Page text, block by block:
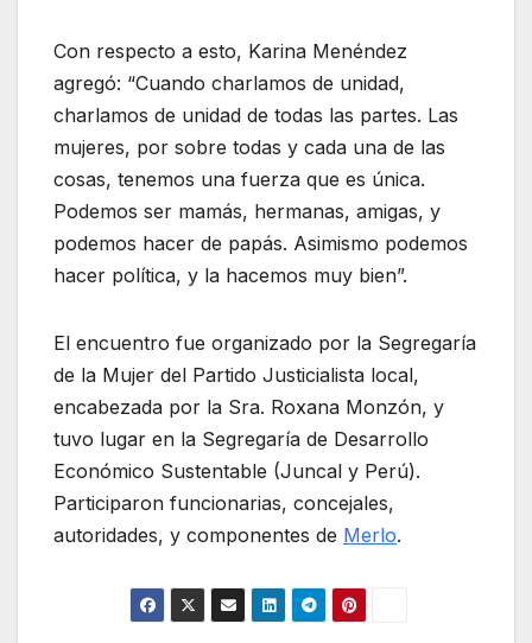
Con respecto a esto, Karina Menéndez
agregó: “Cuando charlamos de unidad,
charlamos de unidad de todas las partes. Las
mujeres, por sobre todas y cada una de las
cosas, tenemos una fuerza que es única.
Podemos ser mamás, hermanas, amigas, y
podemos hacer de papás. Asimismo podemos
hacer política, y la hacemos muy bien”.
El encuentro fue organizado por la Segregaría
de la Mujer del Partido Justicialista local,
encabezada por la Sra. Roxana Monzón, y
tuvo lugar en la Segregaría de Desarrollo
Económico Sustentable (Juncal y Perú).
Participaron funcionarias, concejales,
autoridades, y componentes de Merlo.